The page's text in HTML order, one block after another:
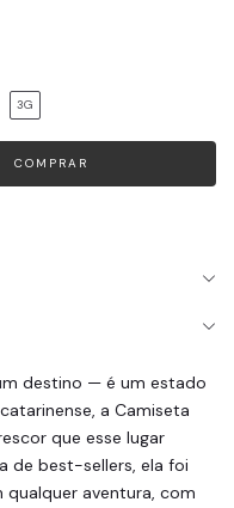
3G
destino — é um estado
a Camiseta
que esse lugar
de best-sellers, ela foi
aventura, com